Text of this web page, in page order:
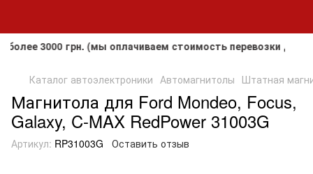
грн. (мы оплачиваем стоимость перевозки до
Каталог автоэлектроники Автомагнитолы Штатная
Магнитола для Ford Mondeo, Focus,
Galaxy, C-MAX RedPower 31003G
Артикул: RP31003G Оставить отзыв